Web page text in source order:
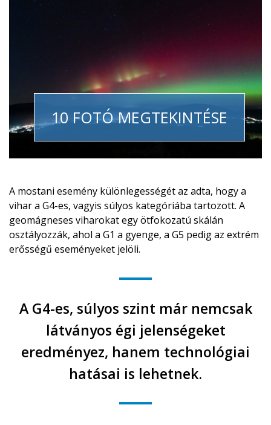
10 FOTÓ MEGTEKINTÉSE
A mostani esemény különlegességét az adta, hogy a
vihar a G4-es, vagyis súlyos kategóriába tartozott. A
geomágneses viharokat egy ötfokozatú skálán
osztályozzák, ahol a G1 a gyenge, a G5 pedig az extrém
erősségű eseményeket jelöli.
A G4-es, súlyos szint már nemcsak
látványos égi jelenségeket
eredményez, hanem technológiai
hatásai is lehetnek.